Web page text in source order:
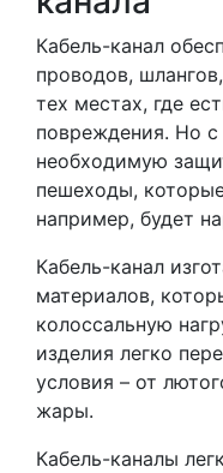
Кабель-канал
проводов,
тех местах, где
повреждения. Но
необходимую
пешеходы,
например, будет
Кабель-канал
материалов,
колоссальную
изделия легко
условия – от
жары.
Кабель-каналы